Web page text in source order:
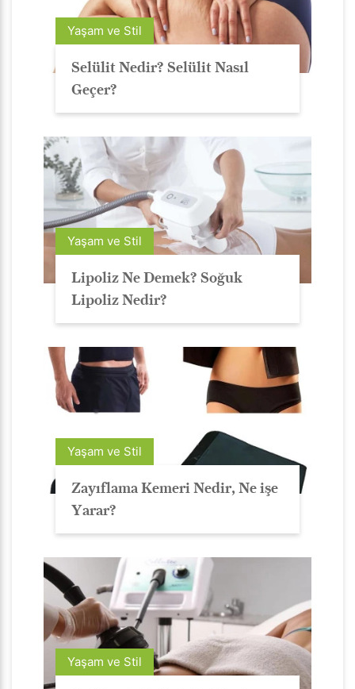
Yaşam ve Stil
Selülit Nedir? Selülit Nasıl
Geçer?
Yaşam ve Stil
Lipoliz Ne Demek? Soğuk
Lipoliz Nedir?
Yaşam ve Stil
Zayıflama Kemeri Nedir, Ne işe
Yarar?
Yaşam ve Stil